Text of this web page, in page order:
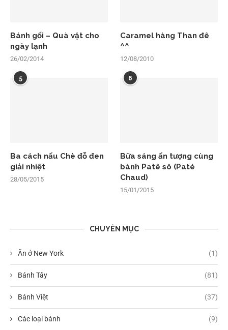
Bánh gối – Quà vặt cho
ngày lạnh
26/02/2014
Caramel hàng Than đê
^^
12/08/2010
5
Ba cách nấu Chè đỗ đen
giải nhiệt
28/05/2015
6
Bữa sáng ấn tượng cùng
bánh Patê sô (Paté
Chaud)
15/01/2015
CHUYÊN MỤC
Ăn ở New York (1)
Bánh Tây (81)
Bánh Việt (37)
Các loại bánh (9)